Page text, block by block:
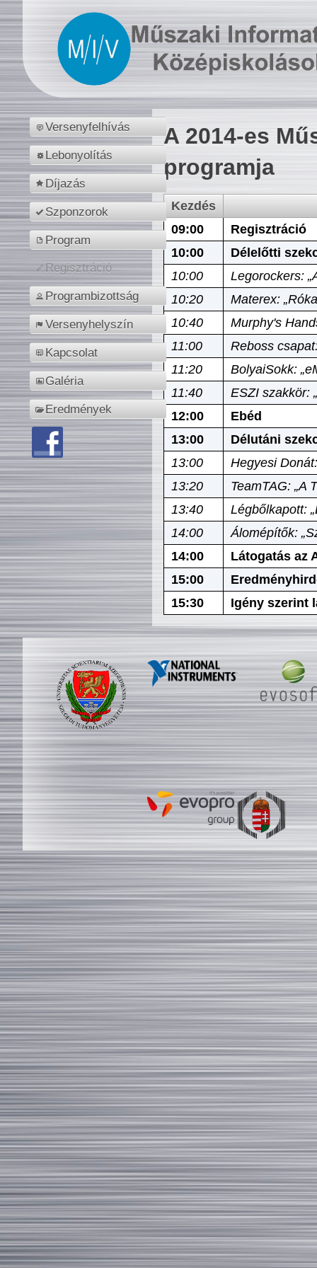
Versenyfelhívás
Lebonyolítás
Díjazás
Szponzorok
Program
Regisztráció
Programbizottság
Versenyhelyszín
Kapcsolat
Galéria
Eredmények
A 2014-es
programja
Kezdés
09:00
Regisztráció
10:00
Délelőtti
10:00
Legorockers:
10:20
Materex:
10:40
Murphy's
11:00
Reboss
11:20
BolyaiSokk:
11:40
ESZI szakkör:
12:00
Ebéd
13:00
Délutáni
13:00
Hegyesi
13:20
TeamTAG: „A
13:40
Légbőlkapott:
14:00
Álomépítők:
14:00
Látogatás az
15:00
15:30
Igény szerint